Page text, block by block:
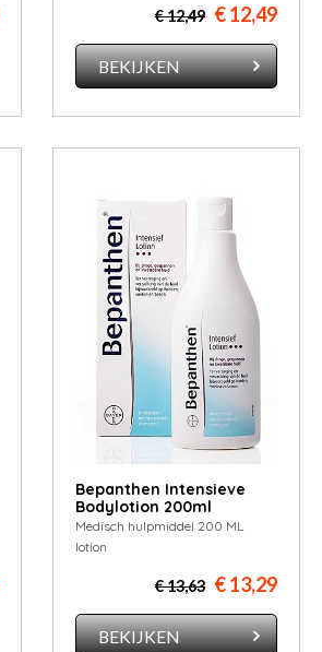
€ 12,49 € 12,49
BEKIJKEN
Bepanthen Intensieve
Bodylotion 200ml
Medisch hulpmiddel 200 ML
lotion
€ 13,63 € 13,29
BEKIJKEN